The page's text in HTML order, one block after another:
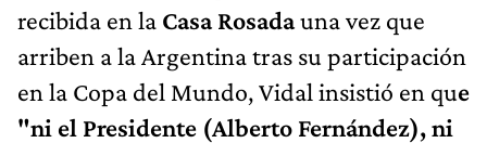
recibida en la Casa Rosadauna vez que
arriben a la Argentina tras su participación
en la Copa del Mundo, Vidal insistió en que
"ni el Presidente (Alberto Fernández), ni